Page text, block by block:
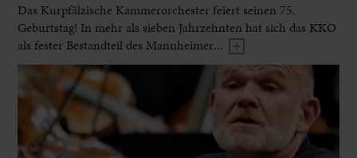
Das Kurpfälzische Kammerorchester feiert seinen 75.
Geburtstag! In mehr als sieben Jahrzehnten hat sich das KKO
als fester Bestandteil des Mannheimer...